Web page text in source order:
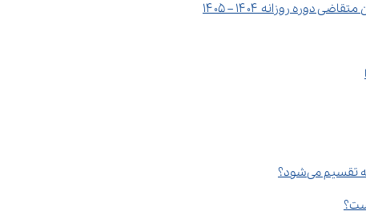
روزانه ۱۴۰۴ – ۱۴۰۵
می‌شود؟